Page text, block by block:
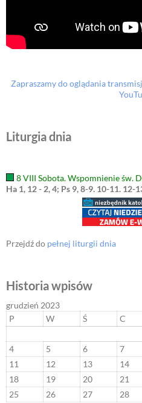
Zapraszamy do oglądania
Liturgia dnia
8 VIII Sobota. Wspomnienie św.
Ha 1, 12 - 2, 4; Ps 9, 8-9. 10-11. 12-
Przejdź do pełnej liturgii dnia
Historia wpisów
grudzień 2023
P
W Ś C
4
5 6 7
11
12 13 14
18
19 20 21
25
26 27 28